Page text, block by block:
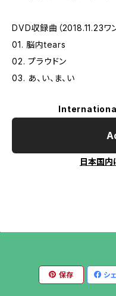
DVD収録曲（2018.11.23ワ
01. 脳内tears
02. プラウドン
03. あ、い、ま、い
日本国内
保存 シ